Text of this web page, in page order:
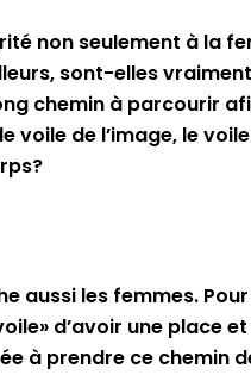
non seulement à la
sont-elles
chemin à parcourir
de l’image, le
aussi les femmes.
d’avoir une place
à prendre ce chemin